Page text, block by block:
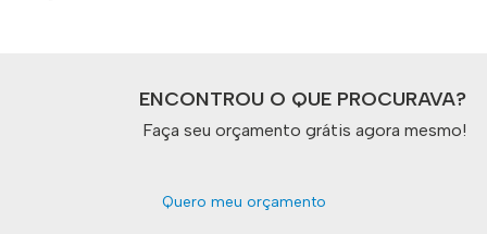
ENCONTROU O QUE PROCURAVA?
Faça seu orçamento grátis agora mesmo!
Quero meu orçamento